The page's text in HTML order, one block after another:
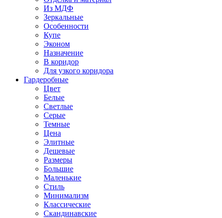
Из МДФ
Зеркальные
Особенности
Купе
Эконом
Назначение
В коридор
Для узкого коридора
Гардеробные
Цвет
Белые
Светлые
Серые
Темные
Цена
Элитные
Дешевые
Размеры
Большие
Маленькие
Стиль
Минимализм
Классические
Скандинавские